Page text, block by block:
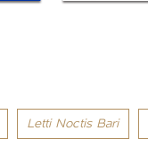
Letti Noctis Bari